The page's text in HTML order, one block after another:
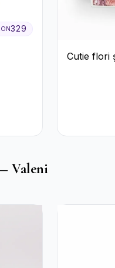
329
Cutie flori
Valeni